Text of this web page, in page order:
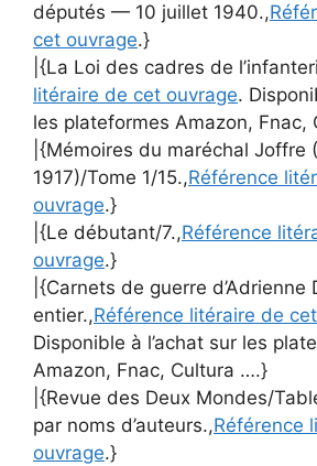
députés — 10 juillet 1940.,
cet ouvrage.}
|{La Loi des cadres de
litéraire de cet ouvrage.
les plateformes Amazon, Fnac,
|{Mémoires du maréchal Joffre
1917)/Tome 1/15.,Référence
ouvrage.}
|{Le débutant/7.,Référence
ouvrage.}
|{Carnets de guerre d’Adrienne
entier.,Référence litéraire de
Disponible à l’achat sur les
Amazon, Fnac, Cultura ….}
|{Revue des Deux Mondes/
par noms d’auteurs.,Référence
ouvrage.}